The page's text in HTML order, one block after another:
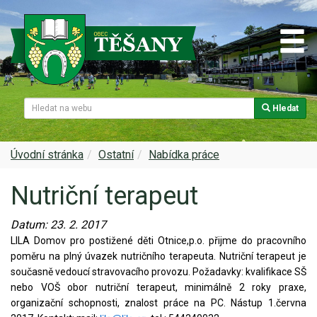
Hledat
Úvodní stránka Ostatní Nabídka práce
Nutriční terapeut
Datum: 23. 2. 2017
LILA Domov pro postižené děti Otnice,p.o. přijme do pracovního
poměru na plný úvazek nutričního terapeuta. Nutriční terapeut je
současně vedoucí stravovacího provozu. Požadavky: kvalifikace SŠ
nebo VOŠ obor nutriční terapeut, minimálně 2 roky praxe,
organizační schopnosti, znalost práce na PC. Nástup 1.června
Naše obec
Z historie
Památky v Těšanech
Zajímavosti v obci
Znak a prapor obce
Virtuální prohlídka
Úřední deska
Samospráva
Dokumenty obce
Projekty
Matrika
Hlášení rozhlasu
Spolky a sdružení
Kultura
Obecní knihovna
Srub
Sport
Ohlédnutí za lety 2015-2019
Škola
Farnost
Služby, firmy
Zdravotní služby
Foto, video
Rezervační systém obce